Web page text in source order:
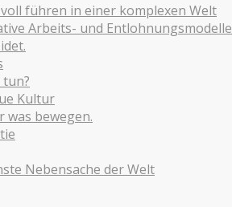
führen in einer komplexen Welt
Arbeits- und Entlohnungsmodelle
Kultur
was bewegen.
Nebensache der Welt